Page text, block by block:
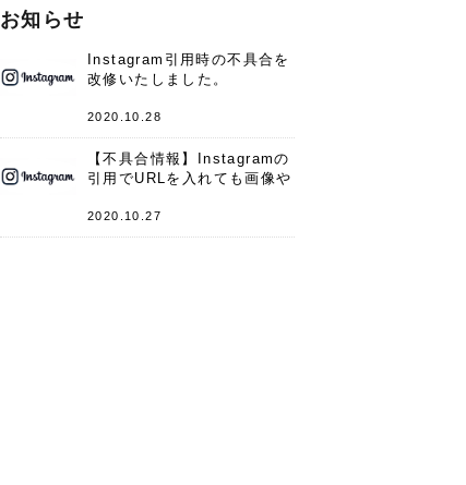
お知らせ
Instagram引用時の不具合を
改修いたしました。
2020.10.28
【不具合情報】Instagramの
引用でURLを入れても画像や
件
2020.10.27